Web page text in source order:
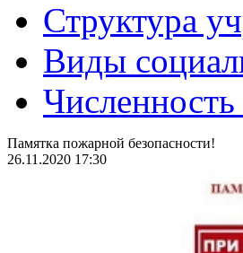
Структура
Виды
Численность
Памятка пожарной безопасности!
26.11.2020 17:30